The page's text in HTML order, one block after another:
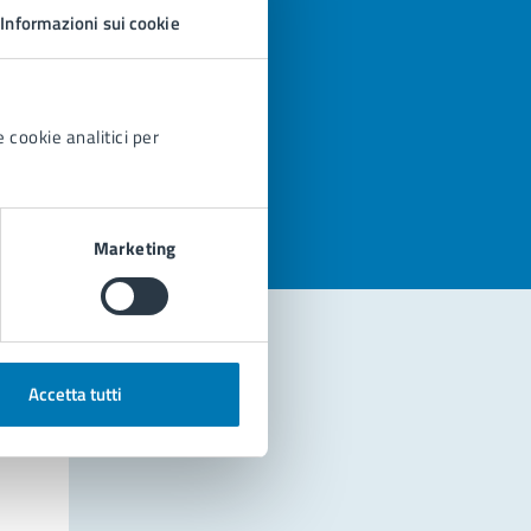
Informazioni sui cookie
cookie analitici per
Marketing
Accetta tutti